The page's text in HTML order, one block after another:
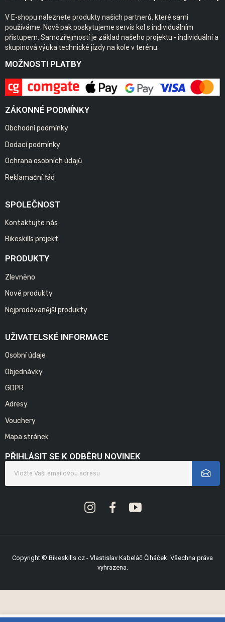
V E-shopu naleznete produkty našich partnerů, které sami
používáme. Nově pak poskytujeme servis kol s individuálním
přístupem. Samozřejmostí je základ našeho projektu - individuální a
skupinová výuka technické jízdy na kole v terénu.
MOŽNOSTI PLATBY
ZÁKONNÉ PODMÍNKY
Obchodní podmínky
Dodací podmínky
Ochrana osobních údajů
Reklamační řád
SPOLEČNOST
Kontaktujte nás
Bikeskills projekt
PRODUKTY
Zlevněno
Nové produkty
Nejprodávanější produkty
UŽIVATELSKÉ INFORMACE
Osobní údaje
Objednávky
GDPR
Adresy
Vouchery
Mapa stránek
PŘIHLÁSIT SE K ODBĚRU NOVINEK
Copyright © Bikeskills.cz - Vlastislav Kabeláč Čiháček. Všechna práva
vyhrazena.